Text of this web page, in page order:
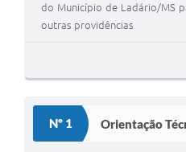
do Município de Ladário/MS
outras providências
Nº 1 Orientação